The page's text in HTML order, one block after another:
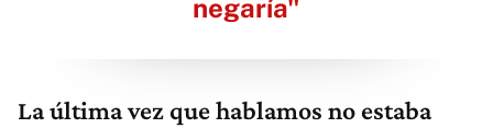
negaría"
La última vez que hablamos no estaba